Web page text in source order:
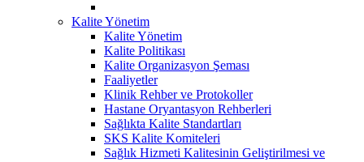
Kalite Yönetim
Kalite Yönetim
Kalite Politikası
Kalite Organizasyon Şeması
Faaliyetler
Klinik Rehber ve Protokoller
Hastane Oryantasyon Rehberleri
Sağlıkta Kalite Standartları
SKS Kalite Komiteleri
Sağlık Hizmeti Kalitesinin Geliştirilmesi ve